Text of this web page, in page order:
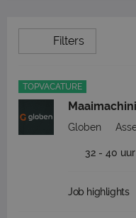
Filters
TOPVACATURE
Globen
32 - 40 uur
Job highlights